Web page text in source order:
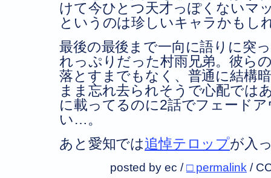
けて今ひとつ天才っぽくないマ
というのは珍しいキャラかもし
最後の最後まで一向に語りに突
れっぷりだった村雨兄弟。彼ら
落とすまでもなく、普通に結構
まま忘れ去られそうで心配では
に載ってるのに2話でフェード
い…。
あと愛知では追悼テロップが入
posted by ec /□ permalink /